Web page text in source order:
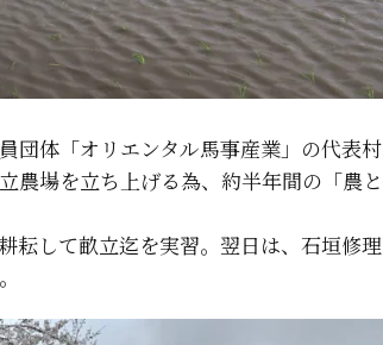
団体「オリエンタル馬事産業」の代表村
農場を立ち上げる為、約半年間の「農と
耘して畝立迄を実習。翌日は、石垣修理